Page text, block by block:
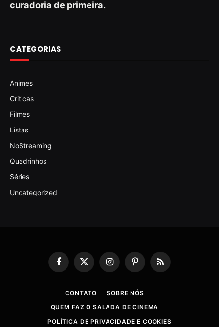
curadoria de primeira.
CATEGORIAS
Animes
Criticas
Filmes
Listas
NoStreaming
Quadrinhos
Séries
Uncategorized
Facebook
X
InstagramPinterestRSS
CONTATO
SOBRE NÓS
QUEM FAZ O SALADA DE CINEMA
POLÍTICA DE PRIVACIDADE E COOKIES